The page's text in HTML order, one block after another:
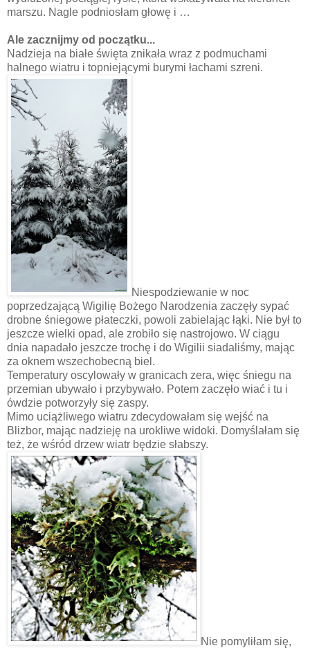
marszu. Nagle podniosłam głowę i …
Ale zacznijmy od początku...
Nadzieja na białe święta znikała wraz z podmuchami
halnego wiatru i topniejącymi burymi łachami szreni.
Niespodziewanie w noc
poprzedzającą Wigilię Bożego Narodzenia zaczęły sypać
drobne śniegowe płateczki, powoli zabielając łąki. Nie był to
jeszcze wielki opad, ale zrobiło się nastrojowo. W ciągu
dnia napadało jeszcze trochę i do Wigilii siadaliśmy, mając
za oknem wszechobecną biel.
Temperatury oscylowały w granicach zera, więc śniegu na
przemian ubywało i przybywało. Potem zaczęło wiać i tu i
ówdzie potworzyły się zaspy.
Mimo uciążliwego wiatru zdecydowałam się wejść na
Blizbor, mając nadzieję na urokliwe widoki. Domyślałam się
też, że wśród drzew wiatr będzie słabszy.
Nie pomyliłam się,